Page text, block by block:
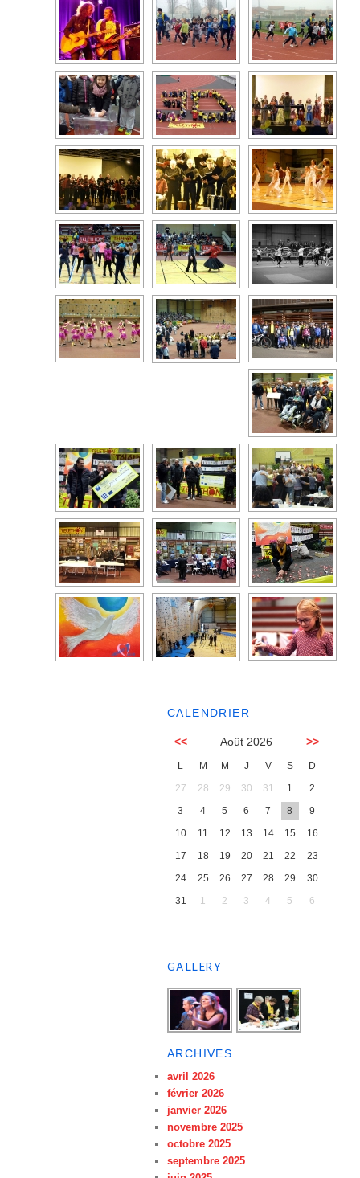
CALENDRIER
<< Août 2026 >>
L M M J V S
D
27
28 29 30 31 1
2
3
4 5 6 7 8
9
10
11 12 13 14 15
16
17
18 19 20 21 22
23
24
25 26 27 28 29
30
31
1 2 3 4 5 6
GALLERY
ARCHIVES
avril 2026
février 2026
janvier 2026
novembre 2025
octobre 2025
septembre 2025